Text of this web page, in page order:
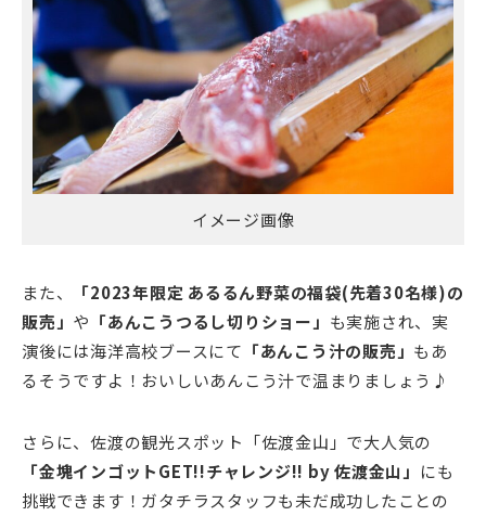
イメージ画像
また、
「2023年限定 あるるん野菜の福袋(先着30名様)の
販売」 や 「あんこうつるし切りショー」 も実施され、実
演後には海洋高校ブースにて 「あんこう汁の販売」 もあ
るそうですよ！おいしいあんこう汁で温まりましょう♪
さらに、佐渡の観光スポット「佐渡金山」で大人気の
「金塊インゴットGET!!チャレンジ!! by 佐渡金山」 にも
挑戦できます！ガタチラスタッフも未だ成功したことの